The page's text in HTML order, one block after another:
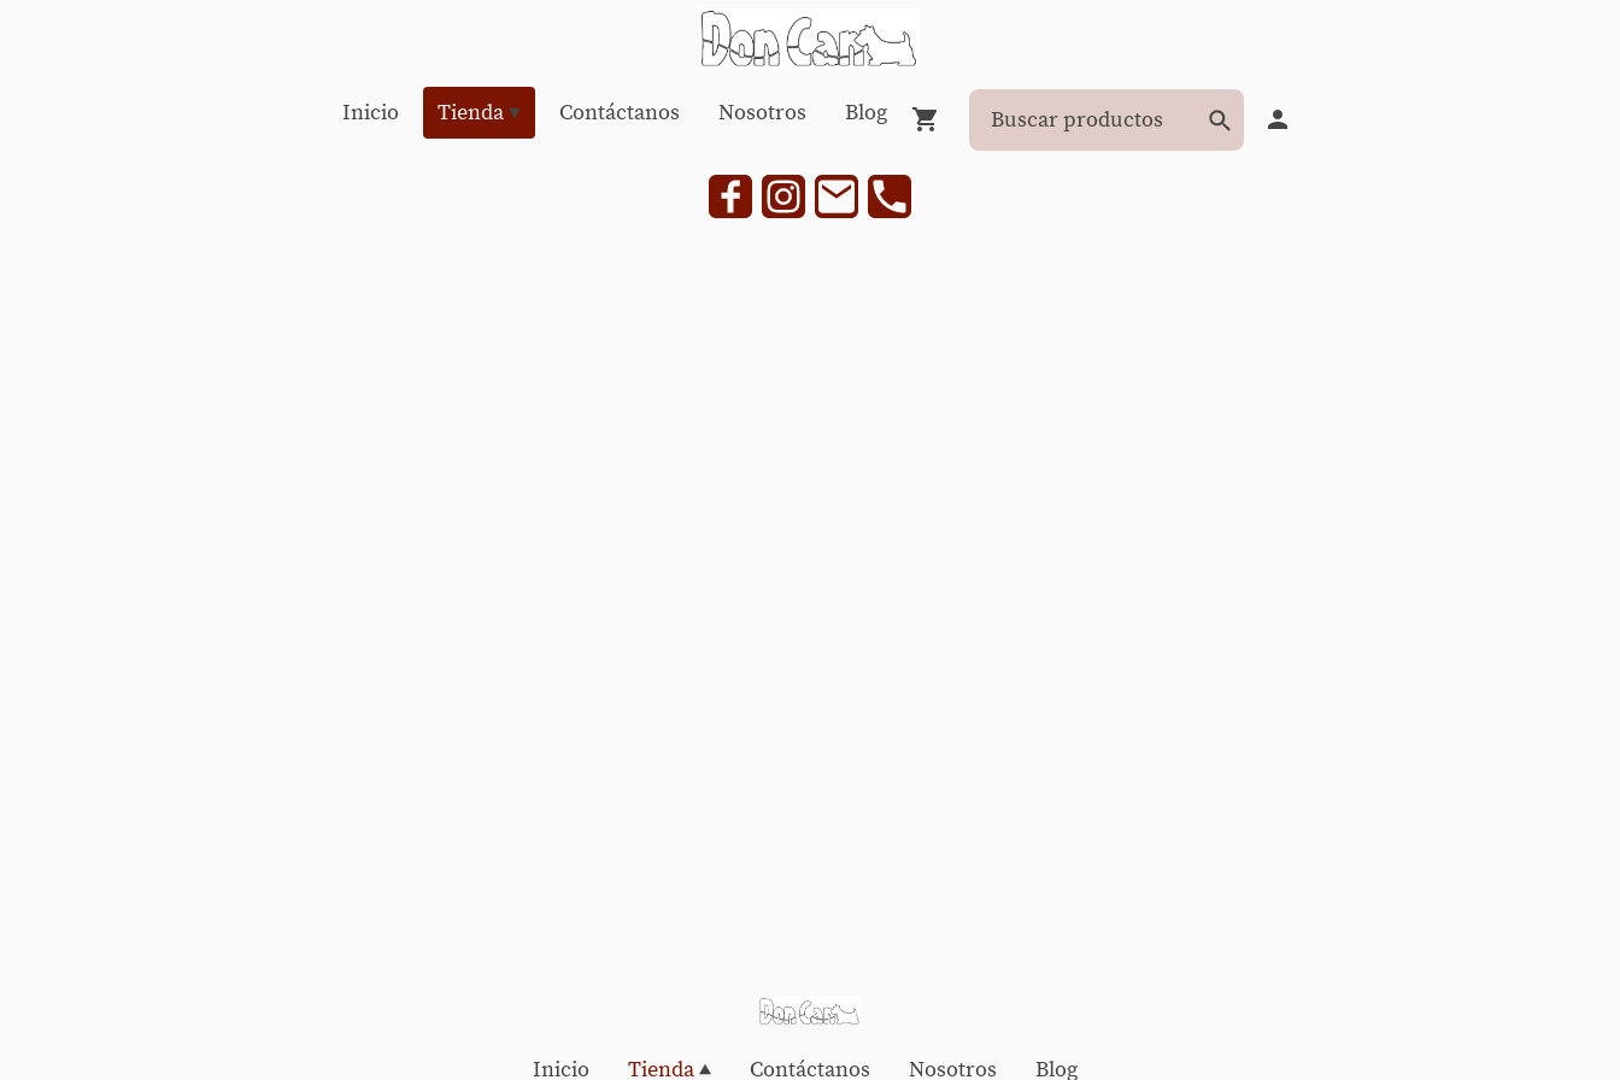
Inicio Tienda Contáctanos Nosotros Blog
Inicio Tienda Contáctanos Nosotros Blog